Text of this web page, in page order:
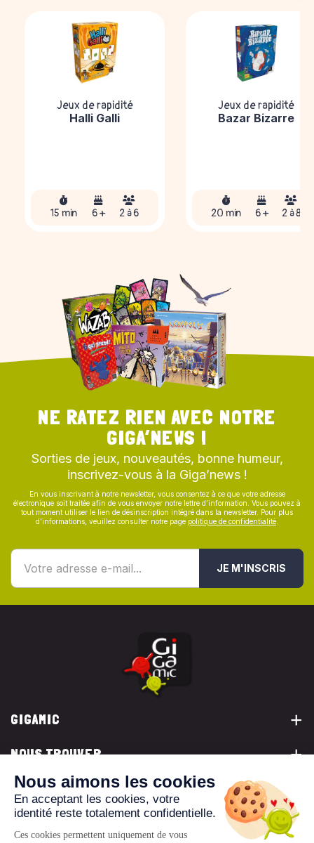
Jeux de rapidité
Halli Galli
15 min 6 + 2 à 6
Jeux de rapidité
Bazar Bizarre
20 min 6 + 2 à 8
NE RATEZ RIEN AVEC NOTRE
GIGA’NEWS !
Sorties de jeux, nouveautés, bonne humeur,
inscrivez-vous à la Giga’news !
En vous inscrivant à notre newsletter, vous consentez à ce que votre adresse
électronique soit traitée afin de vous envoyer notre lettre d’information. Vous pouvez à
tout moment utiliser le lien de désinscription intégré dans la newsletter. Pour plus
d’informations, veuillez consulter notre page politique de confidentialité
JE M'INSCRIS
GIGAMIC
NOUS TROUVER
VOUS ÊTES...
NOUS CONTACTER